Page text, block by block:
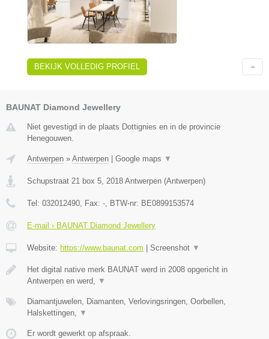
BEKIJK VOLLEDIG PROFIEL
BAUNAT Diamond Jewellery
Niet gevestigd in de plaats Dottignies en in de provincie
Henegouwen.
Antwerpen » Antwerpen Google maps ▼
Schupstraat 21 box 5 2018 Antwerpen (Antwerpen)
Tel: 032012490 , Fax: - , BTW-nr: BE0899153574
E-mail › BAUNAT Diamond Jewellery
Website: https://www.baunat.com Screenshot ▼
Het digital native merk BAUNAT werd in 2008 opgericht in
Antwerpen en werd,
▼
Diamantjuwelen, Diamanten, Verlovingsringen, Oorbellen,
Halskettingen,
▼
Er wordt gewerkt op afspraak.